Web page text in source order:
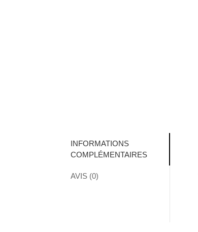
INFORMATIONS
COMPLÉMENTAIRES
AVIS (0)